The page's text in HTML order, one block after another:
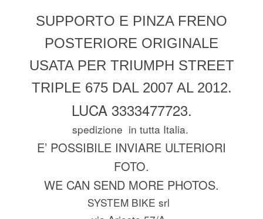
SUPPORTO E PINZA FRENO
POSTERIORE ORIGINALE
USATA PER TRIUMPH STREET
TRIPLE 675 DAL 2007 AL 2012.
LUCA 3333477723.
spedizione in tutta Italia.
E’ POSSIBILE INVIARE ULTERIORI
FOTO.
WE CAN SEND MORE PHOTOS.
SYSTEM BIKE srl